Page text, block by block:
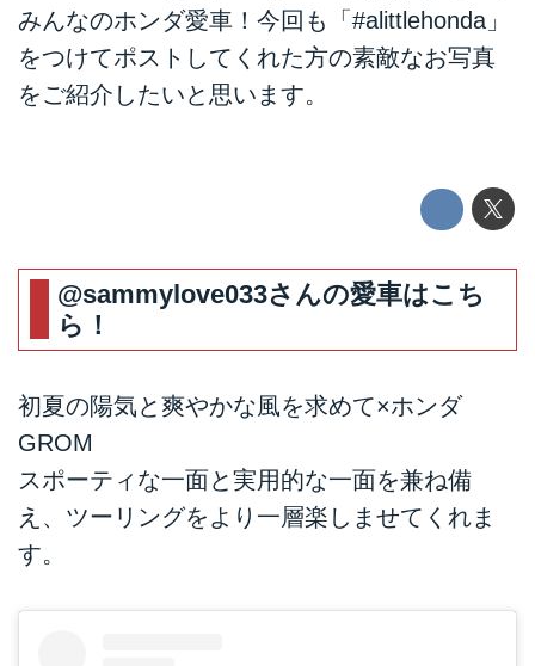
みんなのホンダ愛車！今回も「#alittlehonda」
をつけてポストしてくれた方の素敵なお写真
をご紹介したいと思います。
@sammylove033さんの愛車はこち
ら！
初夏の陽気と爽やかな風を求めて×ホンダ
GROM
スポーティな一面と実用的な一面を兼ね備
え、ツーリングをより一層楽しませてくれま
す。